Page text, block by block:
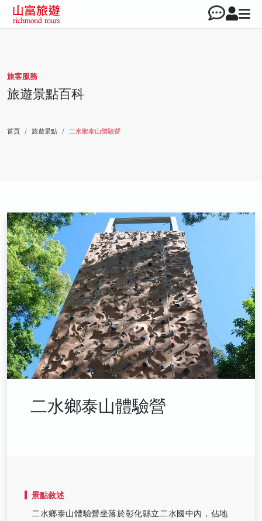
旅客服務
旅遊景點百科
首頁 旅遊景點 二水鄉泰山體驗營
二水鄉泰山體驗營
景點敘述
二水鄉泰山體驗營坐落於彰化縣立二水國中內，佔地